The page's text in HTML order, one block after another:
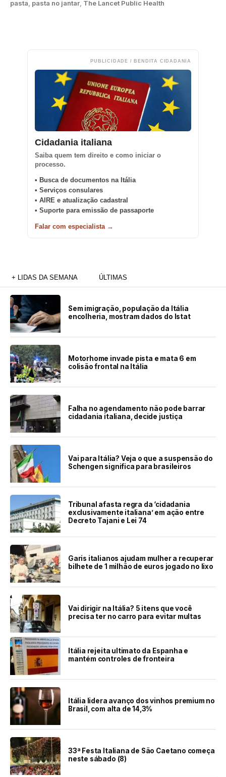
pasta, pasta no jantar, The Lancet Public Health
PUBLICIDADE / BENDITA CIDADANIA
Cidadania italiana
Saiba quem tem direito e como iniciar o
processo.
• Busca de documentos na Itália
• Serviços consulares
• AIRE e atualização cadastral
• Suporte para emissão de passaporte
Falar com especialista →
+ LIDAS DA SEMANA ÚLTIMAS
Sem imigração, população da Itália
encolheria, mostram dados do Istat
Motorhome invade pista e mata 6 em
colisão frontal na Itália
Falha no agendamento não pode barrar
cidadania italiana, decide justiça
Vai para Itália? Veja o que a suspensão do
Schengen significa para brasileiros
Tribunal afasta regra da ‘cidadania
exclusivamente italiana’ em ação entre
Decreto Tajani e Lei 74
Garis italianos ajudam mulher a recuperar
bilhete de 1 milhão de euros jogado no lixo
Vai dirigir na Itália? 5 itens que você
precisa ter no carro para evitar multas
Itália rejeita ultimato da Espanha e
mantém controles de fronteira
Itália lidera avanço dos vinhos premium no
Brasil, com alta de 14,3%
33ª Festa Italiana de São Caetano começa
neste sábado (8)